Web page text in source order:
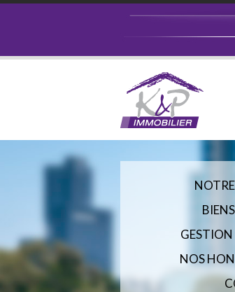
GESTION
NOS